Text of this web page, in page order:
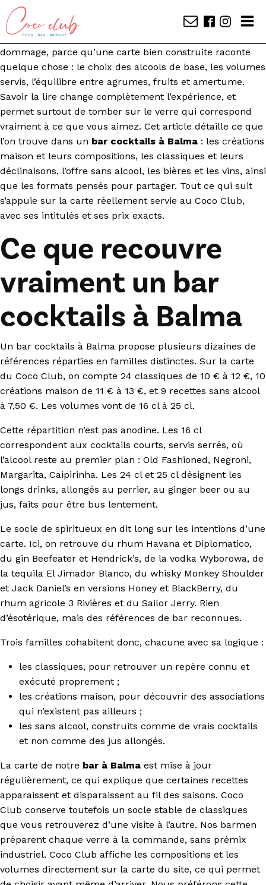
Devant une carte de cocktails, la plupart des gens
commandent ce qu’ils connaissent déjà. Un mojito, un
spritz, et la soirée démarre sans surprise. C’est
dommage, parce qu’une carte bien construite raconte
quelque chose : le choix des alcools de base, les volumes
servis, l’équilibre entre agrumes, fruits et amertume.
Savoir la lire change complètement l’expérience, et
permet surtout de tomber sur le verre qui correspond
vraiment à ce que vous aimez. Cet article détaille ce que
l’on trouve dans un bar cocktails à Balma : les créations
maison et leurs compositions, les classiques et leurs
déclinaisons, l’offre sans alcool, les bières et les vins, ainsi
que les formats pensés pour partager. Tout ce qui suit
s’appuie sur la carte réellement servie au Coco Club,
avec ses intitulés et ses prix exacts.
Ce que recouvre
vraiment un bar
cocktails à Balma
Un bar cocktails à Balma propose plusieurs dizaines de
références réparties en familles distinctes. Sur la carte
du Coco Club, on compte 24 classiques de 10 € à 12 €, 10
créations maison de 11 € à 13 €, et 9 recettes sans alcool
à 7,50 €. Les volumes vont de 16 cl à 25 cl.
Cette répartition n’est pas anodine. Les 16 cl
correspondent aux cocktails courts, servis serrés, où
l’alcool reste au premier plan : Old Fashioned, Negroni,
Margarita, Caipirinha. Les 24 cl et 25 cl désignent les
longs drinks, allongés au perrier, au ginger beer ou au
jus, faits pour être bus lentement.
Le socle de spiritueux en dit long sur les intentions d’une
carte. Ici, on retrouve du rhum Havana et Diplomatico,
du gin Beefeater et Hendrick’s, de la vodka Wyborowa, de
la tequila El Jimador Blanco, du whisky Monkey Shoulder
et Jack Daniel’s en versions Honey et BlackBerry, du
rhum agricole 3 Rivières et du Sailor Jerry. Rien
d’ésotérique, mais des références de bar reconnues.
Trois familles cohabitent donc, chacune avec sa logique :
les classiques, pour retrouver un repère connu et
exécuté proprement ;
les créations maison, pour découvrir des associations
qui n’existent pas ailleurs ;
les sans alcool, construits comme de vrais cocktails
et non comme des jus allongés.
La carte de notre bar à Balma est mise à jour
régulièrement, ce qui explique que certaines recettes
apparaissent et disparaissent au fil des saisons. Coco
Club conserve toutefois un socle stable de classiques
que vous retrouverez d’une visite à l’autre. Nos barmen
préparent chaque verre à la commande, sans prémix
industriel. Coco Club affiche les compositions et les
volumes directement sur la carte du site, ce qui permet